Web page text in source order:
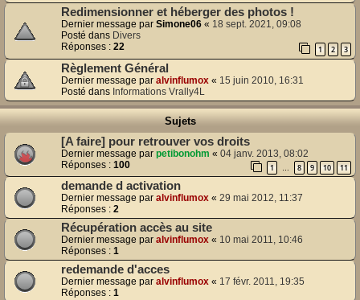
Redimensionner et héberger des photos !
Dernier message par Simone06 « 18 sept. 2021, 09:08
Posté dans Divers
Réponses : 22 1 2 3
Règlement Général
Dernier message par alvinflumox « 15 juin 2010, 16:31
Posté dans Informations Vrally4L
Sujets
[A faire] pour retrouver vos droits
Dernier message par petibonohm « 04 janv. 2013, 08:02
Réponses : 100 1 … 8 9 10 11
demande d activation
Dernier message par alvinflumox « 29 mai 2012, 11:37
Réponses : 2
Récupération accès au site
Dernier message par alvinflumox « 10 mai 2011, 10:46
Réponses : 1
redemande d'acces
Dernier message par alvinflumox « 17 févr. 2011, 19:35
Réponses : 1